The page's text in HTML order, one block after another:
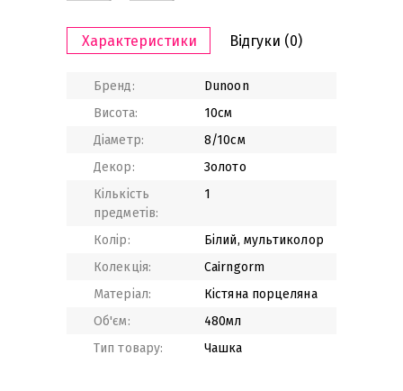
Характеристики Відгуки (0)
Бренд:
Dunoon
Висота:
10см
Діаметр:
8/10см
Декор:
Золото
Кількість
предметів:
1
Колір:
Білий, мультиколор
Колекція:
Cairngorm
Матеріал:
Кістяна порцеляна
Об'єм:
480мл
Тип товару:
Чашка